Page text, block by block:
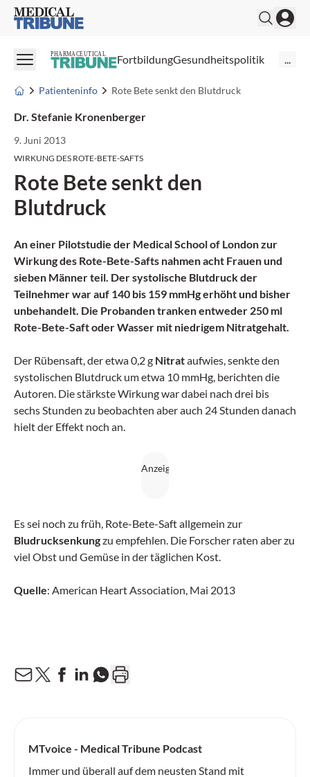
Medical Tribune
PHARMACEUTICAL FortbildungGesundheitspolitik ...
Patienteninfo Rote Bete senkt den Blutdruck
Dr. Stefanie Kronenberger
9. Juni 2013
WIRKUNG DES ROTE-BETE-SAFTS
Rote Bete senkt den
Blutdruck
An einer Pilotstudie der Medical School of London zur
Wirkung des Rote-Bete-Safts nahmen acht Frauen und
sieben Männer teil. Der systolische Blutdruckder
Teilnehmer war auf 140 bis 159 mmHg erhöht und bisher
unbehandelt. Die Probanden tranken entweder 250 ml
Rote-Bete-Saft oder Wasser mit niedrigem Nitratgehalt.
Der Rübensaft, der etwa 0,2 g Nitrataufwies, senkte den
systolischen Blutdruck um etwa 10 mmHg, berichten die
Autoren. Die stärkste Wirkung war dabei nach drei bis
sechs Stunden zu beobachten aber auch 24 Stunden danach
hielt der Effekt noch an.
Es sei noch zu früh, Rote-Bete-Saft allgemein zur
Bludrucksenkungzu empfehlen. Die Forscher raten aber zu
viel Obst und Gemüse in der täglichen Kost.
Quelle: American Heart Association, Mai 2013
MTvoice - Medical Tribune Podcast
Immer und überall auf dem neusten Stand mit